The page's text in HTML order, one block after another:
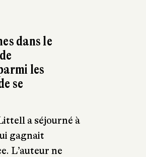
dans le
les
se
a séjourné à
gagnait
L’auteur ne